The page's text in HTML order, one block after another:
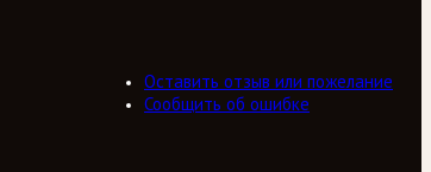
Оставить отзыв или пожелание
Сообщить об ошибке